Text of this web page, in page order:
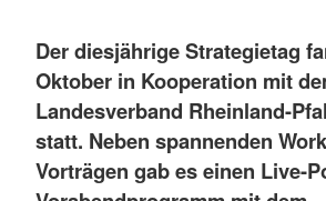
Der diesjährige Strategietag
Oktober in Kooperation mit
Landesverband Rheinland-
statt. Neben spannenden
Vorträgen gab es einen Live-